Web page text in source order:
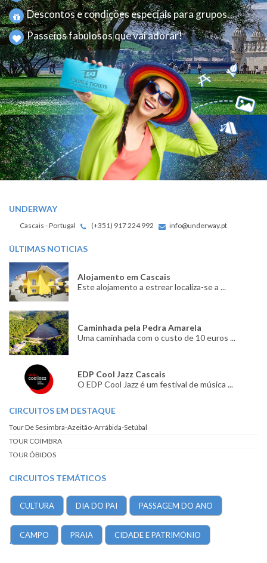
Descontos e condições especiais para grupos.
Passeios fabulosos que vai adorar!
UNDERWAY
Cascais - Portugal (+351) 917 224 992 info@underway.pt
ÚLTIMAS NOTICIAS
Alojamento em Cascais
Este alojamento a estrear localiza-se a ...
Caminhada pela Pedra Amarela
Uma caminhada com o custo de 10 euros ...
EDP Cool Jazz Cascais
O EDP Cool Jazz é um festival de música ...
CIRCUITOS EM DESTAQUE
Tour De Sesimbra-Azeitão-Arrábida-Setúbal
TOUR COIMBRA
TOUR ÓBIDOS
CIRCUITOS TEMÁTICOS
CULTURA DIA DO PAI PASSAGEM DO ANO
CAMPO PRAIA CIDADE E PATRIMÓNIO